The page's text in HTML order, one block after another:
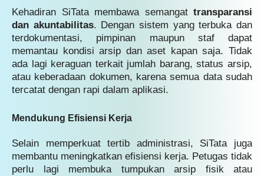
Kehadiran SiTata membawa semangat transparansi
dan akuntabilitas. Dengan sistem yang terbuka dan
terdokumentasi, pimpinan maupun staf dapat
memantau kondisi arsip dan aset kapan saja. Tidak
ada lagi keraguan terkait jumlah barang, status arsip,
atau keberadaan dokumen, karena semua data sudah
tercatat dengan rapi dalam aplikasi.
Mendukung Efisiensi Kerja
Selain memperkuat tertib administrasi, SiTata juga
membantu meningkatkan efisiensi kerja. Petugas tidak
perlu lagi membuka tumpukan arsip fisik atau